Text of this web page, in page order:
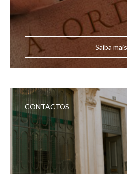
Saiba mais
CONTACTOS